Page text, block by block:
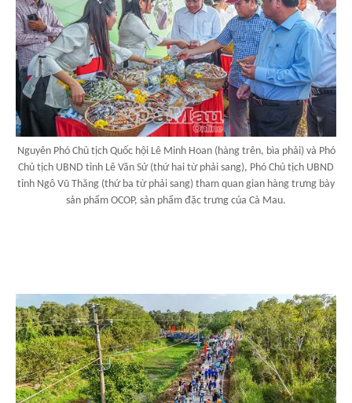
Nguyên Phó Chủ tịch Quốc hội Lê Minh Hoan (hàng trên, bìa phải) và Phó
Chủ tịch UBND tỉnh Lê Văn Sử (thứ hai từ phải sang), Phó Chủ tịch UBND
tỉnh Ngô Vũ Thăng (thứ ba từ phải sang) tham quan gian hàng trưng bày
sản phẩm OCOP, sản phẩm đặc trưng của Cà Mau.